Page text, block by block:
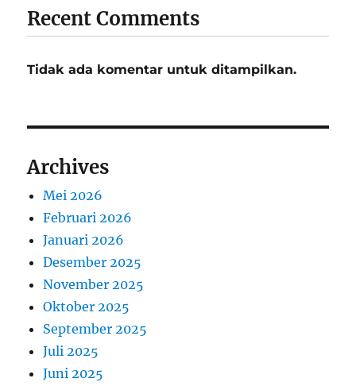
Recent Comments
Tidak ada komentar untuk ditampilkan.
Archives
Mei 2026
Februari 2026
Januari 2026
Desember 2025
November 2025
Oktober 2025
September 2025
Juli 2025
Juni 2025